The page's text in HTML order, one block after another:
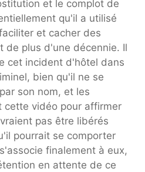
et le complot de
qu'il a utilisé
et cacher des
de plus d'une décennie. Il
cet incident d'hôtel dans
bien qu'il ne se
son nom, et les
cette vidéo pour affirmer
pas être libérés
pourrait se comporter
finalement à eux,
en attente de ce